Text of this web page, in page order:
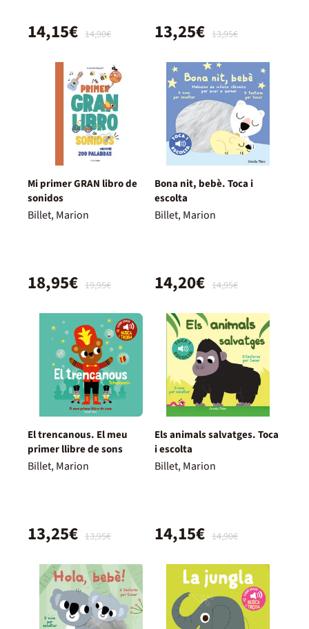
14,90€
14,15€ 13,95€
13,25€
Mi primer GRAN libro de
sonidos
Billet, Marion
19,95€
18,95€
Bona nit, bebè. Toca i
escolta
Billet, Marion
14,95€
14,20€
El trencanous. El meu
primer llibre de sons
Billet, Marion
13,95€
13,25€
Els animals salvatges. Toca
i escolta
Billet, Marion
14,90€
14,15€